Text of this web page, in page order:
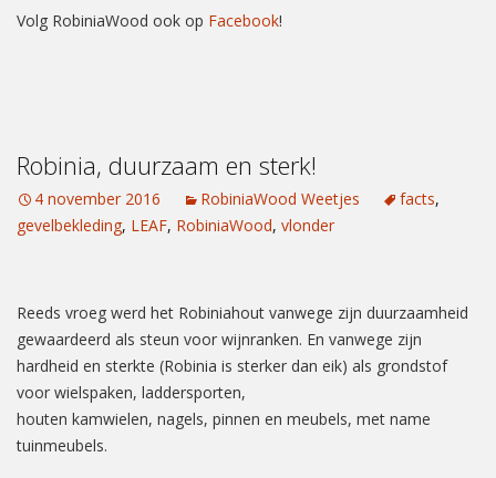
Volg RobiniaWood ook op Facebook!
Robinia, duurzaam en sterk!
4 november 2016 RobiniaWood Weetjes facts,
gevelbekleding, LEAF, RobiniaWood, vlonder
Reeds vroeg werd het Robiniahout vanwege zijn duurzaamheid
gewaardeerd als steun voor wijnranken. En vanwege zijn
hardheid en sterkte (Robinia is sterker dan eik) als grondstof
voor wielspaken, laddersporten,
houten kamwielen, nagels, pinnen en meubels, met name
tuinmeubels.